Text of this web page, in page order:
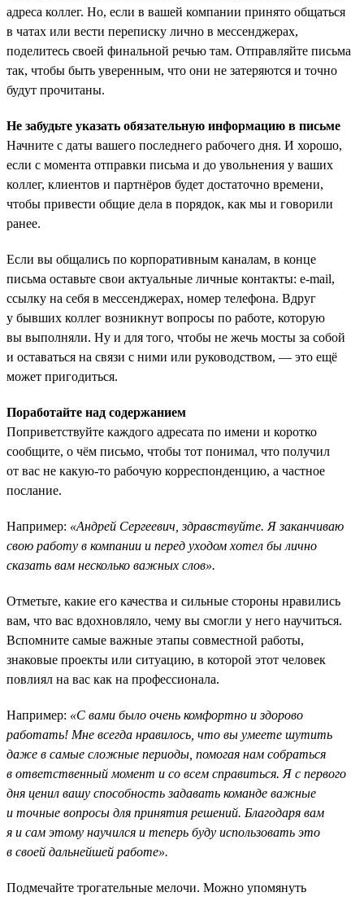
адреса коллег. Но, если в вашей компании принято общаться
в чатах или вести переписку лично в мессенджерах,
поделитесь своей финальной речью там. Отправляйте письма
так, чтобы быть уверенным, что они не затеряются и точно
будут прочитаны.
Не забудьте указать обязательную информацию в письме
Начните с даты вашего последнего рабочего дня. И хорошо,
если с момента отправки письма и до увольнения у ваших
коллег, клиентов и партнёров будет достаточно времени,
чтобы привести общие дела в порядок, как мы и говорили
ранее.
Если вы общались по корпоративным каналам, в конце
письма оставьте свои актуальные личные контакты: e-mail,
ссылку на себя в мессенджерах, номер телефона. Вдруг
у бывших коллег возникнут вопросы по работе, которую
вы выполняли. Ну и для того, чтобы не жечь мосты за собой
и оставаться на связи с ними или руководством, — это ещё
может пригодиться.
Поработайте над содержанием
Поприветствуйте каждого адресата по имени и коротко
сообщите, о чём письмо, чтобы тот понимал, что получил
от вас не какую-то рабочую корреспонденцию, а частное
послание.
Например: «Андрей Сергеевич, здравствуйте. Я заканчиваю
свою работу в компании и перед уходом хотел бы лично
сказать вам несколько важных слов».
Отметьте, какие его качества и сильные стороны нравились
вам, что вас вдохновляло, чему вы смогли у него научиться.
Вспомните самые важные этапы совместной работы,
знаковые проекты или ситуацию, в которой этот человек
повлиял на вас как на профессионала.
Например: «С вами было очень комфортно и здорово
работать! Мне всегда нравилось, что вы умеете шутить
даже в самые сложные периоды, помогая нам собраться
в ответственный момент и со всем справиться. Я с первого
дня ценил вашу способность задавать команде важные
и точные вопросы для принятия решений. Благодаря вам
я и сам этому научился и теперь буду использовать это
в своей дальнейшей работе».
Подмечайте трогательные мелочи. Можно упомянуть